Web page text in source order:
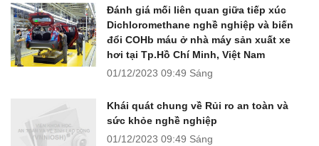
Đánh giá mối liên quan giữa tiếp xúc
Dichloromethane nghề nghiệp và biến
đổi COHb máu ở nhà máy sản xuất xe
hơi tại Tp.Hồ Chí Minh, Việt Nam
01/12/2023 09:49 Sáng
Khái quát chung về Rủi ro an toàn và
sức khỏe nghề nghiệp
01/12/2023 09:49 Sáng